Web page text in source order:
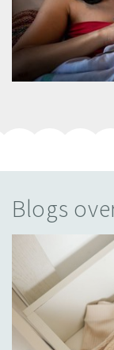
Blogs